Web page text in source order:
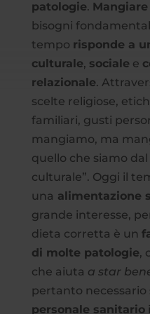
patologie. Mangiare
bisogni
tempo risponde a
culturale, sociale e
relazionale.
scelte religiose,
familiari, gusti
mangiamo, ma
quello che siamo
culturale”. Oggi il
una alimentazione
grande interesse,
dieta corretta è un
di molte patologie,
che aiuta a star
pertanto necessario
personale sanitario